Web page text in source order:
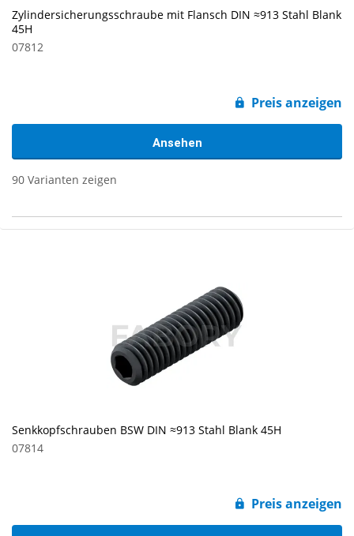
Zylindersicherungsschraube mit Flansch DIN ≈913 Stahl Blank
45H
07812
Preis anzeigen
Ansehen
90 Varianten zeigen
Senkkopfschrauben BSW DIN ≈913 Stahl Blank 45H
07814
Preis anzeigen